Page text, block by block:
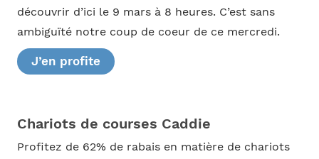
découvrir d’ici le 9 mars à 8 heures. C’est sans
ambiguïté notre coup de coeur de ce mercredi.
J’en profite
Chariots de courses Caddie
Profitez de 62% de rabais en matière de chariots